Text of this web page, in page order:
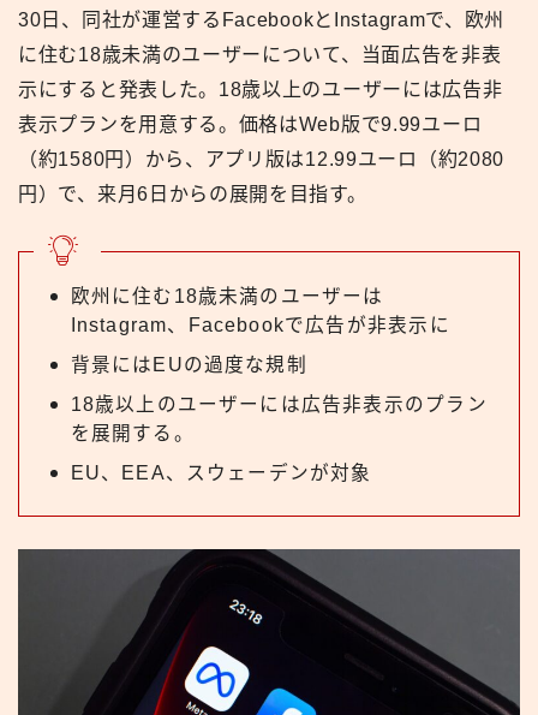
30日、同社が運営するFacebookとInstagramで、欧州
に住む18歳未満のユーザーについて、当面広告を非表
示にすると発表した。18歳以上のユーザーには広告非
表示プランを用意する。価格はWeb版で9.99ユーロ
（約1580円）から、アプリ版は12.99ユーロ（約2080
円）で、来月6日からの展開を目指す。
欧州に住む18歳未満のユーザーは
Instagram、Facebookで広告が非表示に
背景にはEUの過度な規制
18歳以上のユーザーには広告非表示のプラン
を展開する。
EU、EEA、スウェーデンが対象